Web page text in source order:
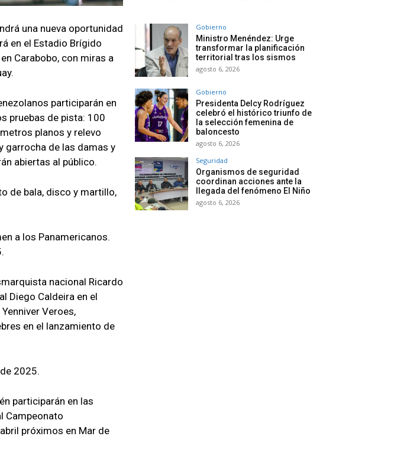
una nueva oportunidad
en el Estadio Brígido
Carabobo, con miras a
participarán en
pruebas de pista: 100
planos y relevo
garrocha de las damas y
abiertas al público.
de bala, disco y martillo,
a los Panamericanos.
nacional Ricardo
Diego Caldeira en el
Veroes,
en el lanzamiento de
2025.
participarán en las
Campeonato
próximos en Mar de
Gobierno
Ministro Menéndez: Urge
transformar la planificación
territorial tras los sismos
agosto 6, 2026
Gobierno
Presidenta Delcy Rodríguez
celebró el histórico triunfo de
la selección femenina de
baloncesto
agosto 6, 2026
Seguridad
Organismos de seguridad
coordinan acciones ante la
llegada del fenómeno El Niño
agosto 6, 2026